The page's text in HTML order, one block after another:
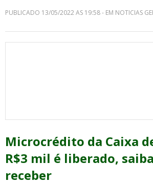
PUBLICADO 13/05/2022 AS 19:58 - EM NOTICIAS
Microcrédito da Caixa
R$3 mil é liberado,
receber